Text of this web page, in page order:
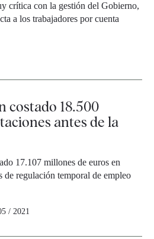
crítica con la gestión del Gobierno,
a los trabajadores por cuenta
costado 18.500
antes de la
17.107 millones de euros en
de regulación temporal de empleo
/ 2021